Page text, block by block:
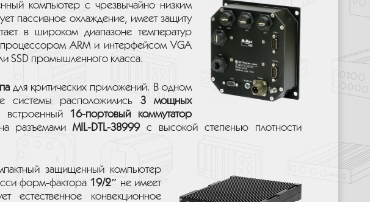
компьютер с чрезвычайно низким
пассивное охлаждение, имеет защиту
в широком диапазоне температур
ARM и интерфейсом VGA
SSD промышленного класса.
для критических приложений. В одном
системы расположились 3 мощных
встроенный 16-портовый коммутатор
разъемамиMIL-DTL-38999с высокой степенью плотности
защищенный компьютер
форм-фактора 19/2″ не имеет
естественное конвекционное